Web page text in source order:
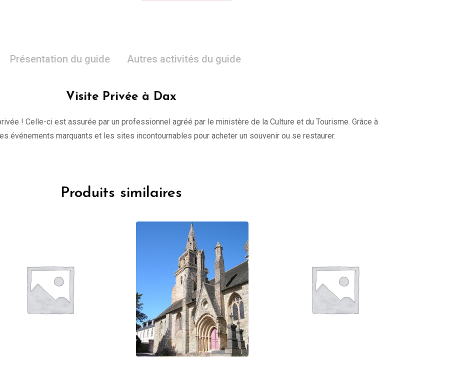
Présentation du guide Autres activités du guide
Visite Privée à Dax
! Celle-ci est assurée par un professionnel agréé par le ministère de la Culture et du Tourisme. Grâce à
événements marquants et les sites incontournables pour acheter un souvenir ou se restaurer.
Produits similaires